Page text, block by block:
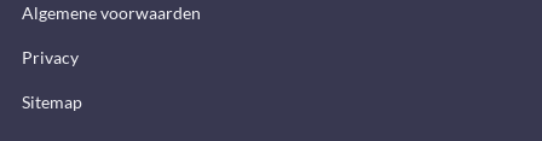
Algemene voorwaarden
Privacy
Sitemap